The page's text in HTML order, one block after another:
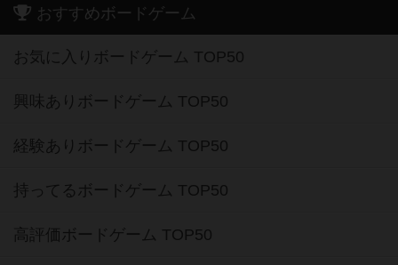
おすすめボードゲーム
お気に入りボードゲーム TOP50
興味ありボードゲーム TOP50
経験ありボードゲーム TOP50
持ってるボードゲーム TOP50
高評価ボードゲーム TOP50